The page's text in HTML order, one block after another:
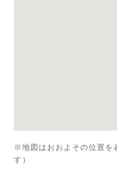
※地図はおおよその位置を
す）